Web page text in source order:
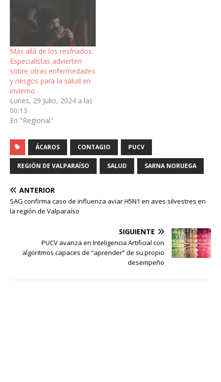
Más allá de los resfriados:
Especialistas advierten
sobre otras enfermedades
y riesgos para la salud en
invierno
Lunes, 29 Julio, 2024 a las
00:13
En "Regional"
ÁCAROS CONTAGIO PUCV
REGIÓN DE VALPARAÍSO SALUD SARNA NORUEGA
ANTERIOR
SAG confirma caso de influenza aviar H5N1 en aves silvestres en
la región de Valparaíso
SIGUIENTE
PUCV avanza en Inteligencia Artificial con
algoritmos capaces de “aprender” de su propio
desempeño